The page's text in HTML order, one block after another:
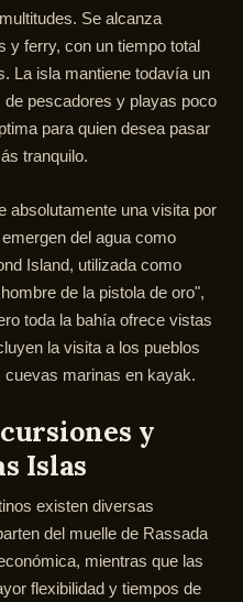
Se alcanza
y ferry, con un tiempo total
La isla mantiene todavía un
pescadores y playas poco
para quien desea pasar
tranquilo.
absolutamente una visita por
del agua como
Island, utilizada como
de la pistola de oro",
toda la bahía ofrece vistas
la visita a los pueblos
cuevas marinas en kayak.
y
Islas
existen diversas
del muelle de Rassada
mientras que las
flexibilidad y tiempos de